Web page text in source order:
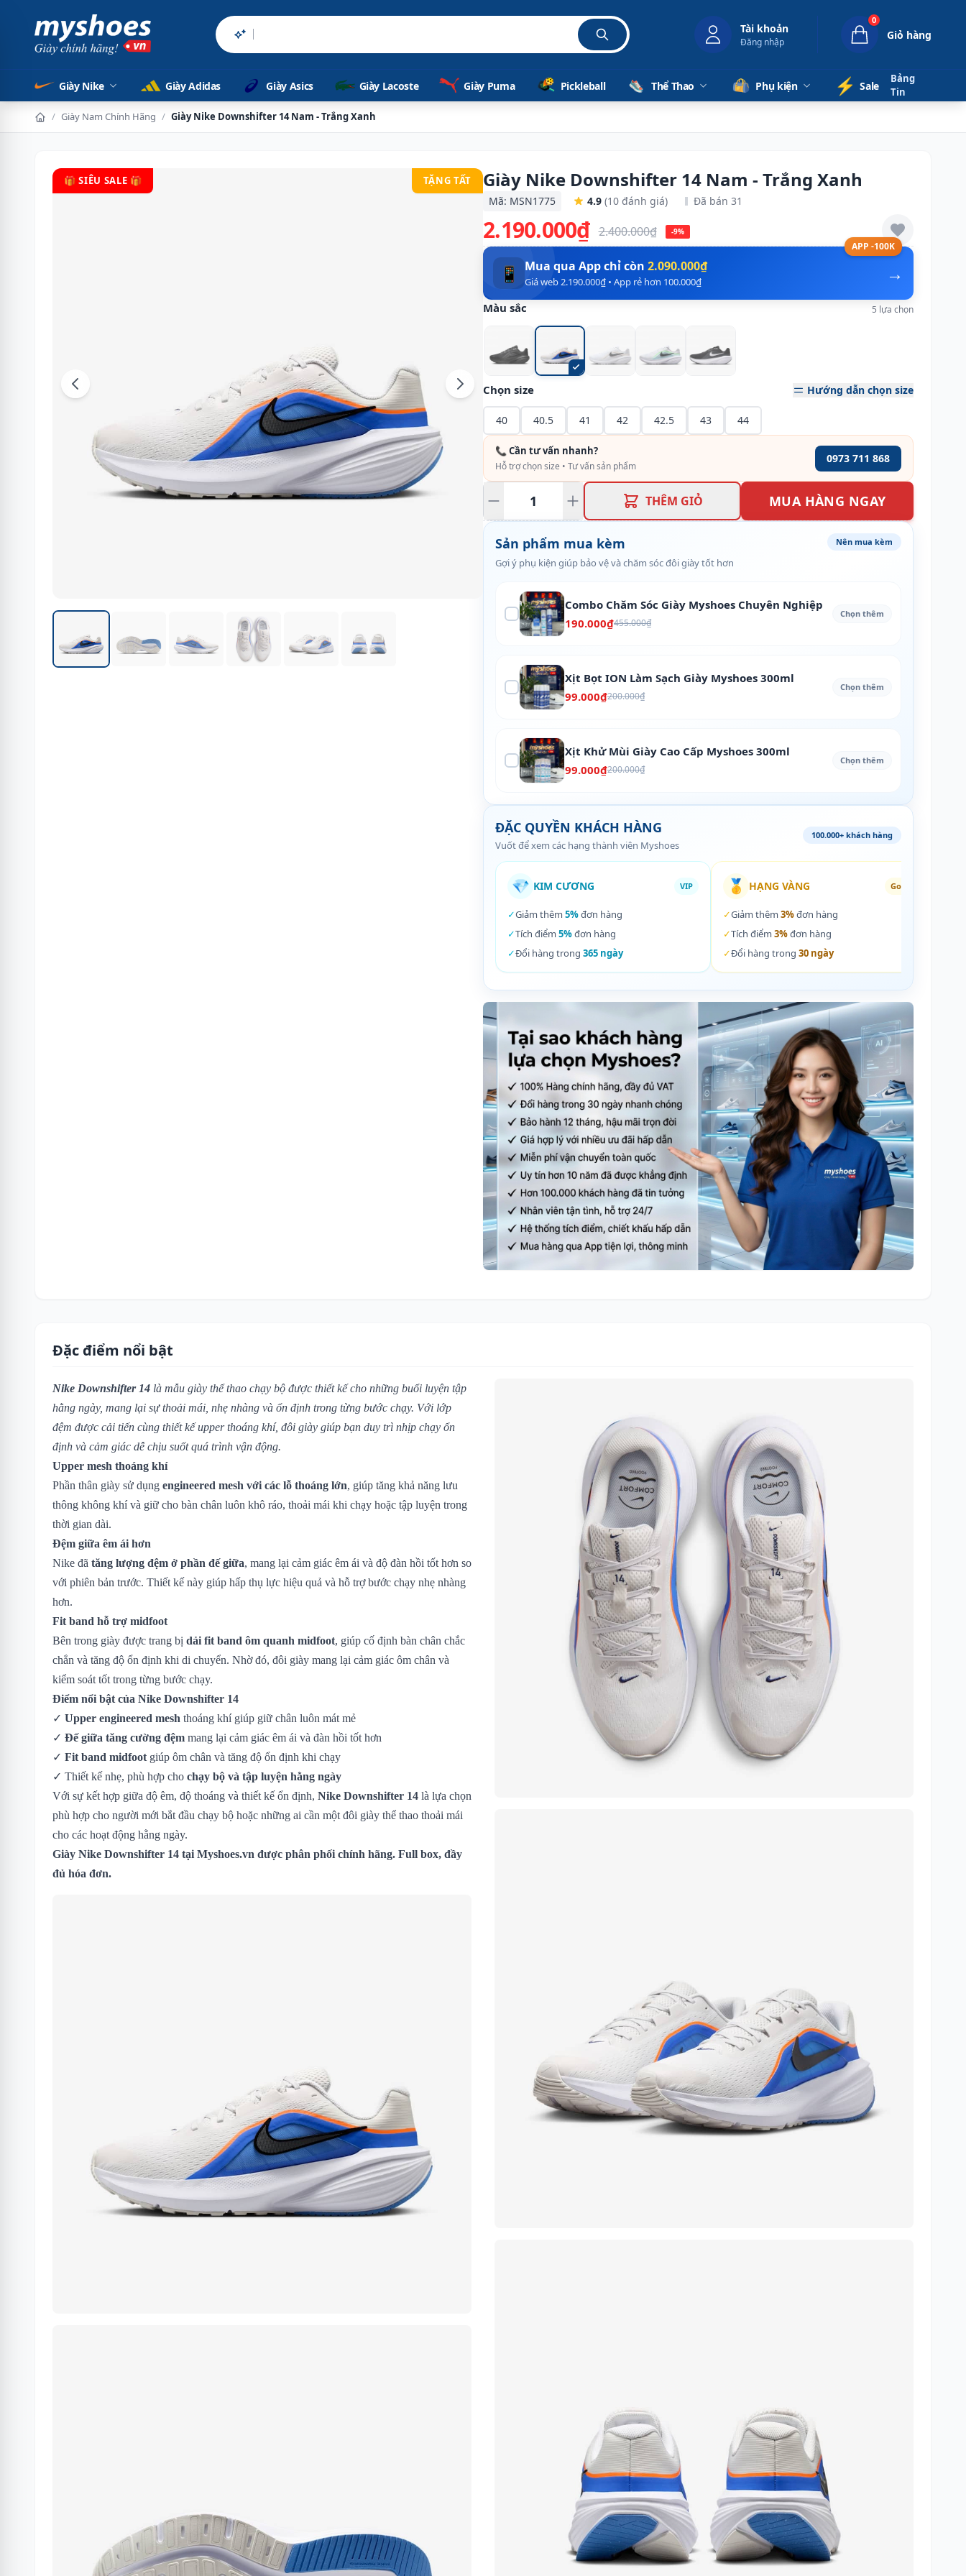
Sản phẩm chí Tài khoản
Đăng nhập
0
Giỏ hàng
Giày Nike Giày Adidas Giày Asics Giày Lacoste Giày Puma Pickleball Thể Thao Phụ kiện ⚡️ Sale
Bảng
Tin
/ Giày Nam Chính Hãng / Giày Nike Downshifter 14 Nam - Trắng Xanh
🎁 SIÊU SALE 🎁 TẶNG TẤT Giày Nike Downshifter 14 Nam - Trắng Xanh
Mã: MSN1775 4.9 (10 đánh giá) Đã bán 31
2.190.000₫ 2.400.000₫ -9%
APP -100K
→
📱 Mua qua App chỉ còn 2.090.000₫
Giá web 2.190.000₫ • App rẻ hơn 100.000₫
Màu sắc 5 lựa chọn
Chọn size Hướng dẫn chọn size
40 40.5 41 42 42.5 43 44
📞 Cần tư vấn nhanh?
Hỗ trợ chọn size • Tư vấn sản phẩm
0973 711 868
THÊM GIỎ MUA HÀNG NGAY
Sản phẩm mua kèm
Gợi ý phụ kiện giúp bảo vệ và chăm sóc đôi giày tốt hơn
Nên mua kèm
Combo Chăm Sóc Giày Myshoes Chuyên Nghiệp
190.000₫455.000₫
Chọn thêm
Xịt Bọt ION Làm Sạch Giày Myshoes 300ml
99.000₫200.000₫
Chọn thêm
Xịt Khử Mùi Giày Cao Cấp Myshoes 300ml
99.000₫200.000₫
Chọn thêm
ĐẶC QUYỀN KHÁCH HÀNG
Vuốt để xem các hạng thành viên Myshoes
100.000+ khách hàng
💎 KIM CƯƠNG VIP
✓Giảm thêm 5%đơn hàng
✓Tích điểm 5%đơn hàng
✓Đổi hàng trong 365 ngày
🥇 HẠNG VÀNG Gold
✓Giảm thêm 3%đơn hàng
✓Tích điểm 3%đơn hàng
✓Đổi hàng trong 30 ngày
Đặc điểm nổi bật
Nike Downshifter 14 là mẫu giày thể thao chạy bộ được thiết kế cho những buổi luyện tập
hằng ngày, mang lại sự thoải mái, nhẹ nhàng và ổn định trong từng bước chạy. Với lớp
đệm được cải tiến cùng thiết kế upper thoáng khí, đôi giày giúp bạn duy trì nhịp chạy ổn
định và cảm giác dễ chịu suốt quá trình vận động.
Upper mesh thoáng khí
Phần thân giày sử dụng engineered mesh với các lỗ thoáng lớn, giúp tăng khả năng lưu
thông không khí và giữ cho bàn chân luôn khô ráo, thoải mái khi chạy hoặc tập luyện trong
thời gian dài.
Đệm giữa êm ái hơn
Nike đã tăng lượng đệm ở phần đế giữa, mang lại cảm giác êm ái và độ đàn hồi tốt hơn so
với phiên bản trước. Thiết kế này giúp hấp thụ lực hiệu quả và hỗ trợ bước chạy nhẹ nhàng
hơn.
Fit band hỗ trợ midfoot
Bên trong giày được trang bị dải fit band ôm quanh midfoot, giúp cố định bàn chân chắc
chắn và tăng độ ổn định khi di chuyển. Nhờ đó, đôi giày mang lại cảm giác ôm chân và
kiểm soát tốt trong từng bước chạy.
Điểm nổi bật của Nike Downshifter 14
✓ Upper engineered mesh thoáng khí giúp giữ chân luôn mát mẻ
✓ Đế giữa tăng cường đệm mang lại cảm giác êm ái và đàn hồi tốt hơn
✓ Fit band midfoot giúp ôm chân và tăng độ ổn định khi chạy
✓ Thiết kế nhẹ, phù hợp cho chạy bộ và tập luyện hằng ngày
Với sự kết hợp giữa độ êm, độ thoáng và thiết kế ổn định, Nike Downshifter 14 là lựa chọn
phù hợp cho người mới bắt đầu chạy bộ hoặc những ai cần một đôi giày thể thao thoải mái
cho các hoạt động hằng ngày.
Giày Nike Downshifter 14 tại Myshoes.vn được phân phối chính hãng. Full box, đầy
đủ hóa đơn.